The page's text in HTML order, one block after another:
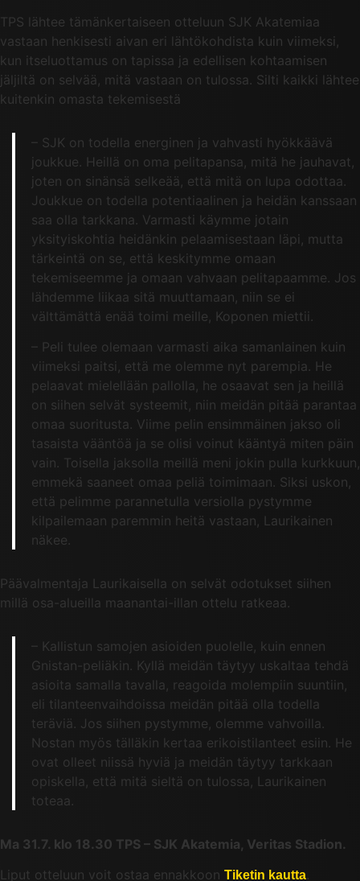
TPS lähtee tämänkertaiseen otteluun SJK Akatemiaa
vastaan henkisesti aivan eri lähtökohdista kuin viimeksi,
kun itseluottamus on tapissa ja edellisen kohtaamisen
jäljiltä on selvää, mitä vastaan on tulossa. Silti kaikki lähtee
kuitenkin omasta tekemisestä
– SJK on todella energinen ja vahvasti hyökkäävä
joukkue. Heillä on oma pelitapansa, mitä he jauhavat,
joten on sinänsä selkeää, että mitä on lupa odottaa.
Joukkue on todella potentiaalinen ja heidän kanssaan
saa olla tarkkana. Varmasti käymme jotain
yksityiskohtia heidänkin pelaamisestaan läpi, mutta
tärkeintä on se, että keskitymme omaan
tekemiseemme ja omaan vahvaan pelitapaamme. Jos
lähdemme liikaa sitä muuttamaan, niin se ei
välttämättä enää toimi meille, Koponen miettii.
– Peli tulee olemaan varmasti aika samanlainen kuin
viimeksi paitsi, että me olemme nyt parempia. He
pelaavat mielellään pallolla, he osaavat sen ja heillä
on siihen selvät systeemit, niin meidän pitää parantaa
omaa suoritusta. Viime pelin ensimmäinen jakso oli
tasaista vääntöä ja se olisi voinut kääntyä miten päin
vain. Toisella jaksolla meillä meni jokin pulla kurkkuun,
emmekä saaneet omaa peliä toimimaan. Siksi uskon,
että pelimme parannetulla versiolla pystymme
kilpailemaan paremmin heitä vastaan, Laurikainen
näkee.
Päävalmentaja Laurikaisella on selvät odotukset siihen
millä osa-alueilla maanantai-illan ottelu ratkeaa.
– Kallistun samojen asioiden puolelle, kuin ennen
Gnistan-peliäkin. Kyllä meidän täytyy uskaltaa tehdä
asioita samalla tavalla, reagoida molempiin suuntiin,
eli tilanteenvaihdoissa meidän pitää olla todella
teräviä. Jos siihen pystymme, olemme vahvoilla.
Nostan myös tälläkin kertaa erikoistilanteet esiin. He
ovat olleet niissä hyviä ja meidän täytyy tarkkaan
opiskella, että mitä sieltä on tulossa, Laurikainen
toteaa.
Ma 31.7. klo 18.30 TPS – SJK Akatemia, Veritas Stadion.
Liput otteluun voit ostaa ennakkoon Tiketin kautta.